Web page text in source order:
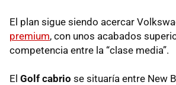
El plan sigue siendo acercar
premium, con unos acabados
competencia entre la “clase media”.
El Golf cabrio se situaría entre New